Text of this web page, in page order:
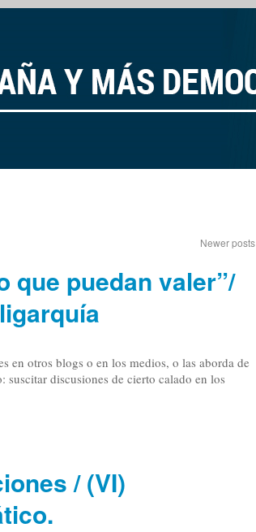
Newer posts
que puedan valer”/
en otros blogs o en los medios, o las aborda de
discusiones de cierto calado en los
/ (VI)